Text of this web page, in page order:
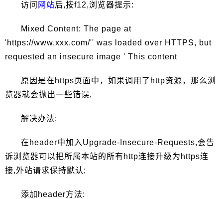
访问 网站后,按f12,浏览器提示:
Mixed Content: The page at
'https://www.xxx.com/'' was loaded over HTTPS, but
requested an insecure image ' This content
原因是在https页面中，如果调用了http资源，那么浏
览器就会抛出一些错误,
解决办法:
在header中加入Upgrade-Insecure-Requests,会告
诉浏览器可以把所属本站的所有http连接升级为https连
接,外站请求保持默认;
添加header方法: